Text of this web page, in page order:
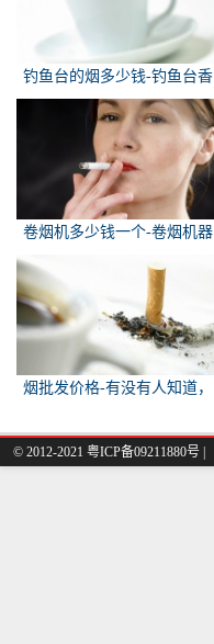
钓鱼台的烟多少钱-钓鱼台香
烟价格有哪几种规格？
卷烟机多少钱一个-卷烟机器
烟批发价格-有没有人知道，
© 2012-2021 粤ICP备09211880号 |